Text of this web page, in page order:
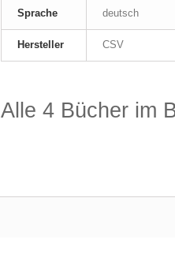
Sprache deutsch
Hersteller CSV
Alle 4 Bücher im